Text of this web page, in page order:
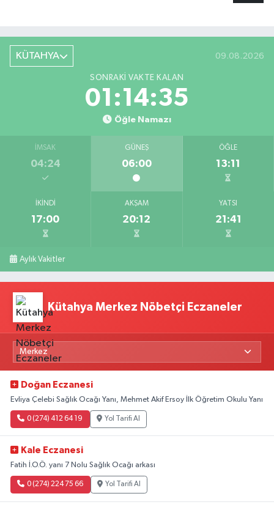
KÜTAHYA 09.08.2026
SONRAKI VAKTE KALAN
01:14:34
Öğle Namazı
İMSAK
04:24
GÜNEŞ
06:00
ÖĞLE
13:11
İKINDI
17:00
AKŞAM
20:12
YATSI
21:41
Aylık Vakitler
Kütahya Merkez Nöbetçi Eczaneler
Doğan Eczanesi
Evliya Çelebi Sağlık Ocağı Yanı, Mehmet Akif Ersoy İlk Öğretim Okulu Yanı
0 (274) 412 64 19 Yol Tarifi Al
Kale Eczanesi
Fatih İ.O.Ö. yanı 7 Nolu Sağlık Ocağı arkası
0 (274) 224 75 66 Yol Tarifi Al